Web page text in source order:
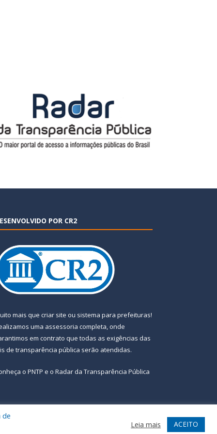
POR CR2
mais que criar site ou sistema para prefeituras!
uma assessoria completa, onde
em contrato que todas as exigências das
de transparência pública serão atendidas.
o PNTP e o Radar da Transparência Pública
Acessar Webmail
de
Leia mais ACEITO